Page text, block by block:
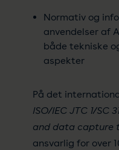
Normativ og
anvendelser af
både tekniske
aspekter
På det
ISO/IEC JTC 1/
and data capture
ansvarlig for over